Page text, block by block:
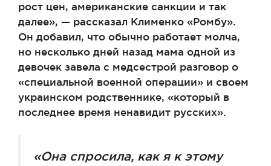
рост цен, американские санкции и так
далее», — рассказал Клименко «Ромбу».
Он добавил, что обычно работает молча,
но несколько дней назад мама одной из
девочек завела с медсестрой разговор о
«специальной военной операции» и своем
украинском родственнике, «который в
последнее время ненавидит русских».
«Она спросила, как я к этому